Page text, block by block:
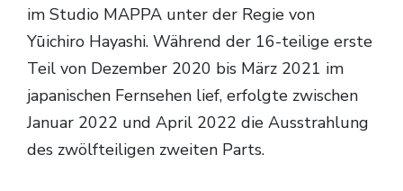
im Studio MAPPA unter der Regie von
Yūichiro Hayashi. Während der 16-teilige erste
Teil von Dezember 2020 bis März 2021 im
japanischen Fernsehen lief, erfolgte zwischen
Januar 2022 und April 2022 die Ausstrahlung
des zwölfteiligen zweiten Parts.